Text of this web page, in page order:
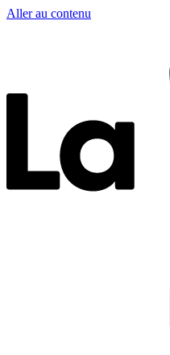
Aller au contenu